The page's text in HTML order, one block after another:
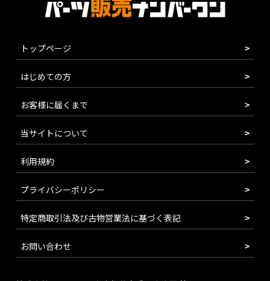
トップページ
はじめての方
お客様に届くまで
当サイトについて
利用規約
プライバシーポリシー
特定商取引法及び古物営業法に基づく表記
お問い合わせ